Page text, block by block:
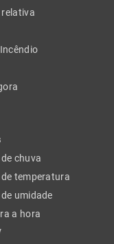
relativa
chuva
temperatura
umidade
a hora